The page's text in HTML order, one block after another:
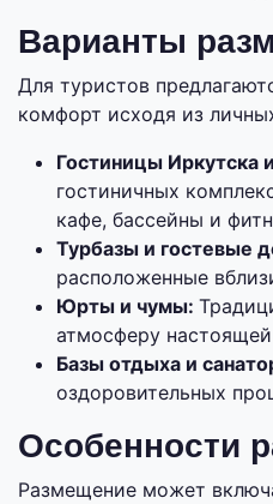
Варианты
Для туристов
комфорт исходя из
Гостиницы Иркутска
гостиничных
кафе, бассейны и
Турбазы и гостевые
расположенные
Юрты и чумы:
атмосферу
Базы отдыха и
оздоровительных
Особенности
Размещение может